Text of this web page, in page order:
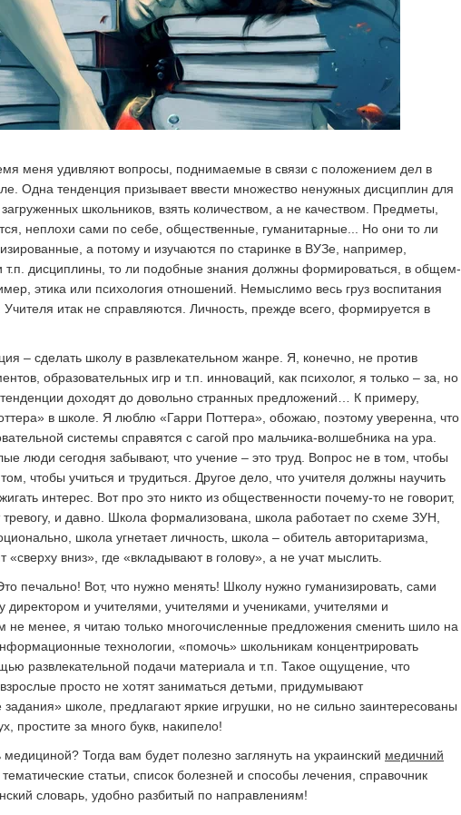
меня удивляют вопросы, поднимаемые в связи с положением дел в
Одна тенденция призывает ввести множество ненужных дисциплин для
школьников, взять количеством, а не качеством. Предметы,
неплохи сами по себе, общественные, гуманитарные... Но они то ли
а потому и изучаются по старинке в ВУЗе, например,
т.п. дисциплины, то ли подобные знания должны формироваться, в общем-
этика или психология отношений. Немыслимо весь груз воспитания
Учителя итак не справляются. Личность, прежде всего, формируется в
– сделать школу в развлекательном жанре. Я, конечно, не против
образовательных игр и т.п. инноваций, как психолог, я только – за, но
доходят до довольно странных предложений… К примеру,
в школе. Я люблю «Гарри Поттера», обожаю, поэтому уверенна, что
системы справятся с сагой про мальчика-волшебника на ура.
люди сегодня забывают, что учение – это труд. Вопрос не в том, чтобы
чтобы учиться и трудиться. Другое дело, что учителя должны научить
интерес. Вот про это никто из общественности почему-то не говорит,
и давно. Школа формализована, школа работает по схеме ЗУН,
школа угнетает личность, школа – обитель авторитаризма,
«сверху вниз», где «вкладывают в голову», а не учат мыслить.
печально! Вот, что нужно менять! Школу нужно гуманизировать, сами
и учителями, учителями и учениками, учителями и
менее, я читаю только многочисленные предложения сменить шило на
технологии, «помочь» школьникам концентрировать
развлекательной подачи материала и т.п. Такое ощущение, что
просто не хотят заниматься детьми, придумывают
школе, предлагают яркие игрушки, но не сильно заинтересованы
простите за много букв, накипело!
медициной? Тогда вам будет полезно заглянуть на украинский медичний
статьи, список болезней и способы лечения, справочник
словарь, удобно разбитый по направлениям!